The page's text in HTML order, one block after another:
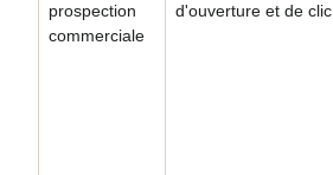
prospection
commerciale
d'ouverture et de clic